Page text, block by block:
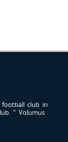
club in
“ Volumus